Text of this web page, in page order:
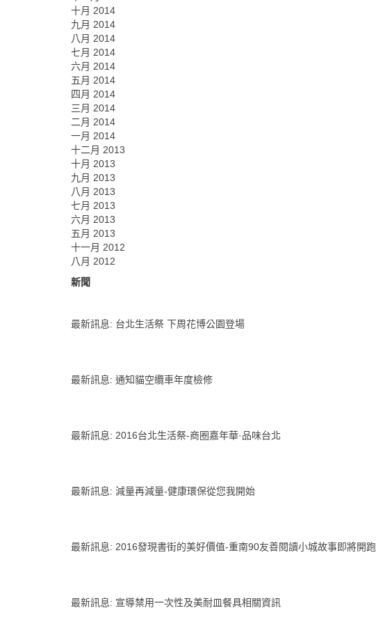
十月 2014
九月 2014
八月 2014
七月 2014
六月 2014
五月 2014
四月 2014
三月 2014
二月 2014
一月 2014
十二月 2013
十月 2013
九月 2013
八月 2013
七月 2013
六月 2013
五月 2013
十一月 2012
八月 2012
新聞
最新訊息: 台北生活祭 下周花博公園登場
最新訊息: 通知貓空纜車年度檢修
最新訊息: 2016台北生活祭-商圈嘉年華·品味台北
最新訊息: 減量再減量-健康環保從您我開始
最新訊息: 2016發現書街的美好價值-重南90友善閱讀小城故事即將開跑
最新訊息: 宣導禁用一次性及美耐皿餐具相關資訊